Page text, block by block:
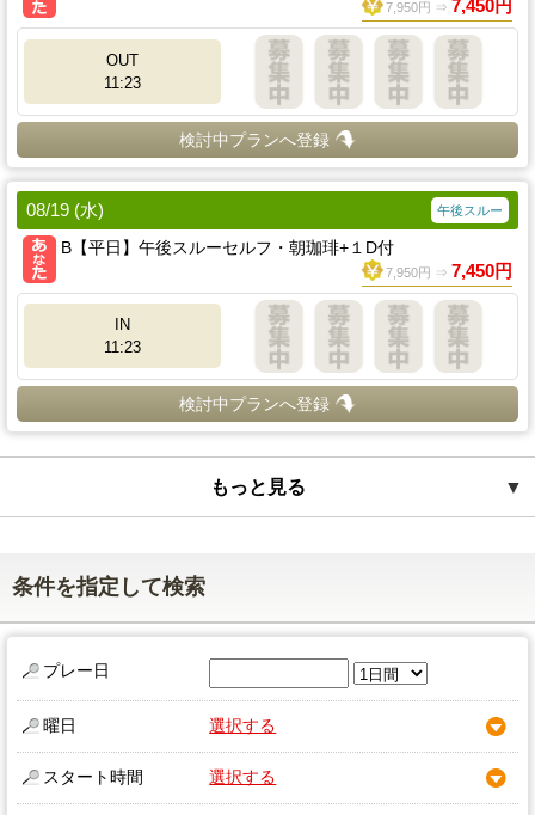
7,950円 ⇒ 7,450円
OUT
11:23
検討中プランへ登録
08/19 (水) 午後スルー
B【平日】午後スルーセルフ・朝珈琲+１D付
7,950円 ⇒ 7,450円
IN
11:23
検討中プランへ登録
▼
もっと見る
条件を指定して検索
プレー日
曜日 選択する
スタート時間 選択する